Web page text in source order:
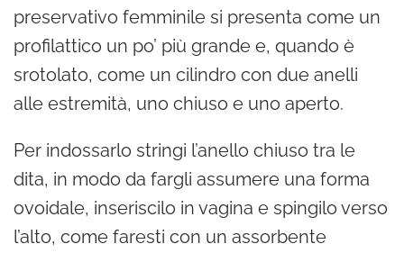
preservativo femminile si presenta come un
profilattico un po’ più grande e, quando è
srotolato, come un cilindro con due anelli
alle estremità, uno chiuso e uno aperto.
Per indossarlo stringi l’anello chiuso tra le
dita, in modo da fargli assumere una forma
ovoidale, inseriscilo in vagina e spingilo verso
l’alto, come faresti con un assorbente